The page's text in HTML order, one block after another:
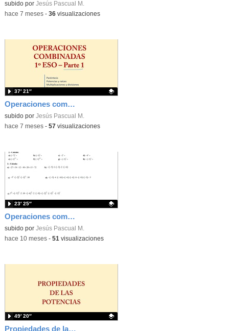
Contenido educativo.
subido por Jesús Pascual M.
-hace 7 meses- 36visualizaciones
Operaciones combinadas 1ºESO - parte 1 de 2 (desde lo básico)
Contenido educativo.
subido por Jesús Pascual M.
37′ 21″
-hace 7 meses- 57 visualizaciones
Operaciones combinadas con números enteros
Contenido educativo.
subido por Jesús Pascual M.
23′ 25″
-hace 10 meses- 51 visualizaciones
Propiedades de las potencias - 1ºESO F
49′ 20″